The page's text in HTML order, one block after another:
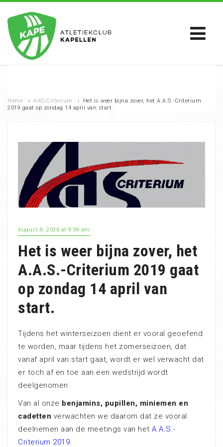
Home › AAS-Criterium ›
Het is weer bijna zover, het A.A.S.-Criterium
2019 gaat op zondag 14 april van start.
August 8, 2026 at 9:39 am
Het is weer bijna zover, het
A.A.S.-Criterium 2019 gaat
op zondag 14 april van
start.
Tijdens het winterseizoen dient er vooral geoefend
te worden, maar tijdens het zomerseizoen, dat
vanaf april van start gaat, wordt er wel verwacht dat
er toch af en toe aan een wedstrijd wordt
deelgenomen.
Van al onze benjamins, pupillen, miniemen en
cadetten verwachten we daarom dat ze vooral
deelnemen aan de meetings van het A.A.S.-
Criterium 2019.